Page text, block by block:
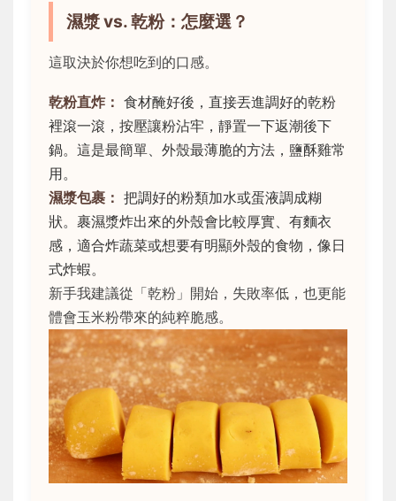
濕漿 vs. 乾粉：怎麼選？
這取決於你想吃到的口感。
乾粉直炸： 食材醃好後，直接丟進調好的乾粉
裡滾一滾，按壓讓粉沾牢，靜置一下返潮後下
鍋。這是最簡單、外殼最薄脆的方法，鹽酥雞常
用。
濕漿包裹： 把調好的粉類加水或蛋液調成糊
狀。裹濕漿炸出來的外殼會比較厚實、有麵衣
感，適合炸蔬菜或想要有明顯外殼的食物，像日
式炸蝦。
新手我建議從「乾粉」開始，失敗率低，也更能
體會玉米粉帶來的純粹脆感。